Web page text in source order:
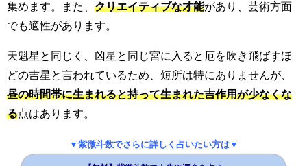
集めます。また、 クリエイティブな才能があり、芸術方面
でも適性があります。
天魁星と同じく、凶星と同じ宮に入ると厄を吹き飛ばすほ
どの吉星と言われているため、短所は特にありませんが、
昼の時間帯に生まれると持って生まれた吉作用が少なくな
る点はあります。
▼紫微斗数でさらに詳しく占いたい方は▼